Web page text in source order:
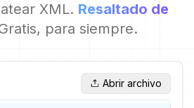
XML. Resaltado de
para siempre.
Abrir archivo